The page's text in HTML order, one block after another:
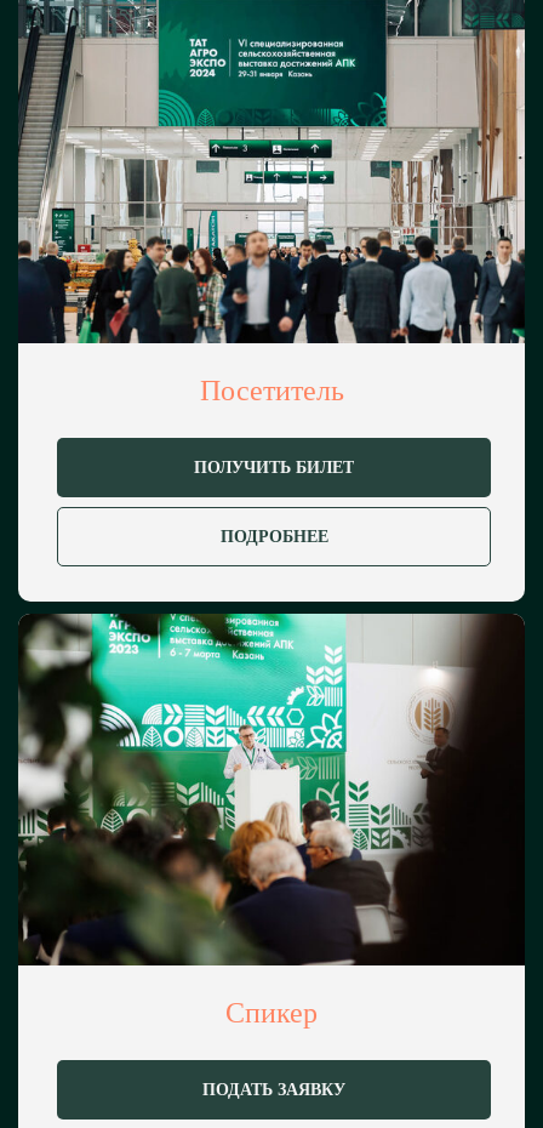
Посетитель
ПОЛУЧИТЬ БИЛЕТ
ПОДРОБНЕЕ
Спикер
ПОДАТЬ ЗАЯВКУ
Упаковка, переработка,
хранение
Системы хранения; оборудование
для переработки и упаковки
сельскохозяйственной продукции;
оборудование для пищевых
предприятий; упаковка и фасовка
и другое
Услуги в АПК
и консультационные услуги;
кредитование и страхование
сельхозпроизводителей, научно-
образовательные
сервисное обслуживание и ремонт
и другое
Строительство
Сельхозсооружения;
животноводческие фермы;
птицеводческие комплексы;
складские помещения и ангары;
услуги и проектирование и другое
оснащение, дизайн и другое
NEW